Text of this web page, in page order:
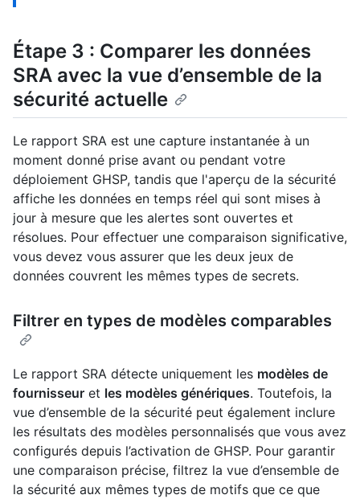
Étape 3 : Comparer les données
SRA avec la vue d’ensemble de la
sécurité actuelle
Le rapport SRA est une capture instantanée à un
moment donné prise avant ou pendant votre
déploiement GHSP, tandis que l'aperçu de la sécurité
affiche les données en temps réel qui sont mises à
jour à mesure que les alertes sont ouvertes et
résolues. Pour effectuer une comparaison significative,
vous devez vous assurer que les deux jeux de
données couvrent les mêmes types de secrets.
Filtrer en types de modèles comparables
Le rapport SRA détecte uniquement les modèles de
fournisseur et les modèles génériques. Toutefois, la
vue d’ensemble de la sécurité peut également inclure
les résultats des modèles personnalisés que vous avez
configurés depuis l’activation de GHSP. Pour garantir
une comparaison précise, filtrez la vue d’ensemble de
la sécurité aux mêmes types de motifs que ce que